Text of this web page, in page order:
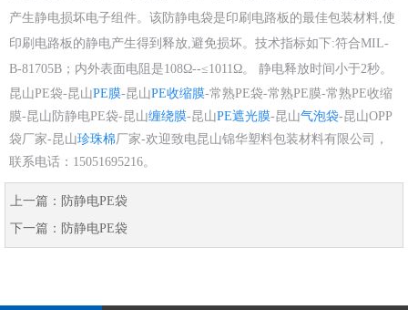
产生静电损坏电子组件。该防静电袋是印刷电路板的最佳包装材料,使
印刷电路板的静电产生得到释放,避免损坏。技术指标如下:符合MIL-
B-81705B；内外表面电阻是108Ω--≤1011Ω。 静电释放时间小于2秒。
昆山PE袋-昆山PE膜-昆山PE收缩膜-常熟PE袋-常熟PE膜-常熟PE收缩
膜-昆山防静电PE袋-昆山缠绕膜-昆山PE遮光膜-昆山气泡袋-昆山OPP
袋厂家-昆山珍珠棉厂家-欢迎致电昆山锦华塑料包装材料有限公司，
联系电话：15051695216。
上一篇： 防静电PE袋
下一篇： 防静电PE袋